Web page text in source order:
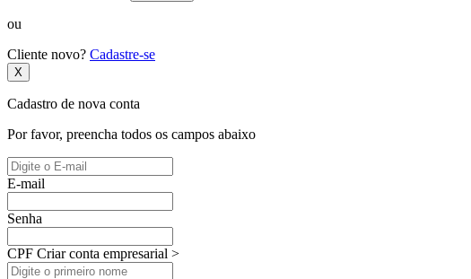
ou
Cliente novo? Cadastre-se
X
Cadastro de nova conta
Por favor, preencha todos os campos abaixo
E-mail
Senha
CPF Criar conta empresarial >